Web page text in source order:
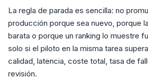
La regla de parada es sencilla: no
producción porque sea nuevo, porque
barata o porque un ranking lo muestre
solo si el piloto en la misma tarea
calidad, latencia, coste total, tasa de
revisión.